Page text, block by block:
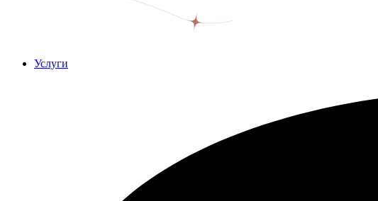
Услуги